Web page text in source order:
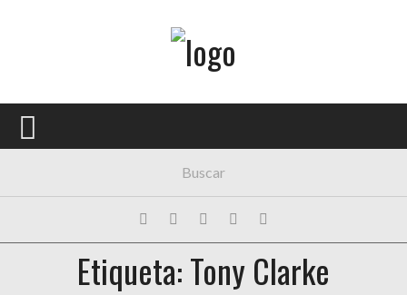
PORTADA
FESTIVALES
EXPOSICIONESEtiqueta: Tony Clarke